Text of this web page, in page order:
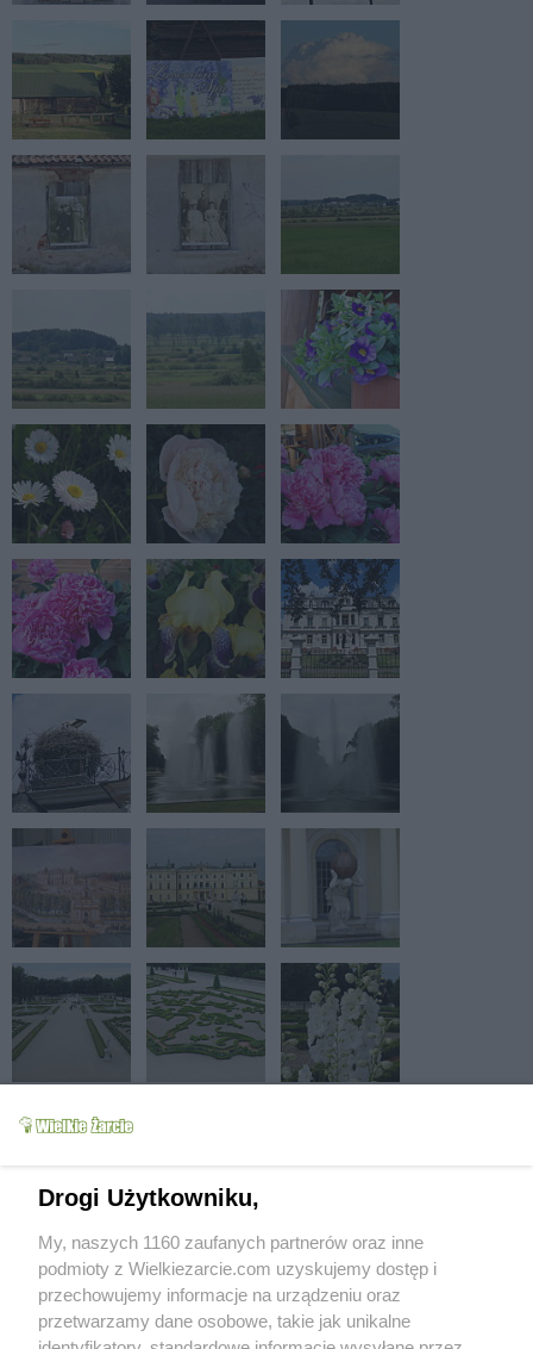
Drogi Użytkowniku,
My, naszych 1160 zaufanych partnerów oraz inne
podmioty z Wielkiezarcie.com uzyskujemy dostęp i
przechowujemy informacje na urządzeniu oraz
przetwarzamy dane osobowe, takie jak unikalne